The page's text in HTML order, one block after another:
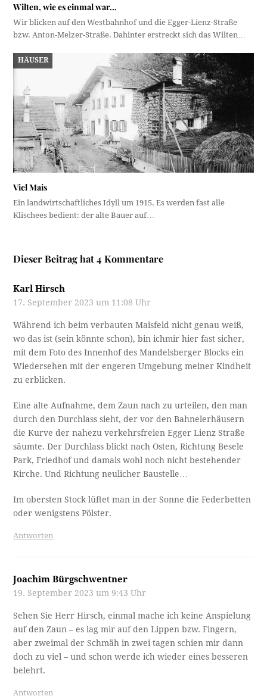
Wilten, wie es einmal war…
Wir blicken auf den Westbahnhof und die Egger-Lienz-Straße
bzw. Anton-Melzer-Straße. Dahinter erstreckt sich das Wilten…
HÄUSER
Viel Mais
Ein landwirtschaftliches Idyll um 1915. Es werden fast alle
Klischees bedient: der alte Bauer auf…
Dieser Beitrag hat 4 Kommentare
Karl Hirsch
17. September 2023 um 11:08 Uhr
Während ich beim verbauten Maisfeld nicht genau weiß,
wo das ist (sein könnte schon), bin ichmir hier fast sicher,
mit dem Foto des Innenhof des Mandelsberger Blocks ein
Wiedersehen mit der engeren Umgebung meiner Kindheit
zu erblicken.
Eine alte Aufnahme, dem Zaun nach zu urteilen, den man
durch den Durchlass sieht, der vor den Bahnelerhäusern
die Kurve der nahezu verkehrsfreien Egger Lienz Straße
säumte. Der Durchlass blickt nach Osten, Richtung Besele
Park, Friedhof und damals wohl noch nicht bestehender
Kirche. Und Richtung neulicher Baustelle…
Im obersten Stock lüftet man in der Sonne die Federbetten
oder wenigstens Pölster.
Antworten
Joachim Bürgschwentner
19. September 2023 um 9:43 Uhr
Sehen Sie Herr Hirsch, einmal mache ich keine Anspielung
auf den Zaun – es lag mir auf den Lippen bzw. Fingern,
aber zweimal der Schmäh in zwei tagen schien mir dann
doch zu viel – und schon werde ich wieder eines besseren
belehrt.
Antworten